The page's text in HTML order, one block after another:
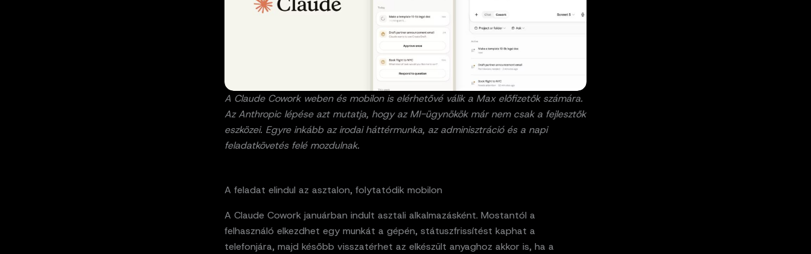
A Claude Cowork weben és mobilon is elérhetővé válik a Max előfizetők számára.
Az Anthropic lépése azt mutatja, hogy az MI-ügynökök már nem csak a fejlesztők
eszközei. Egyre inkább az irodai háttérmunka, az adminisztráció és a napi
feladatkövetés felé mozdulnak.
A feladat elindul az asztalon, folytatódik mobilon
A Claude Cowork januárban indult asztali alkalmazásként. Mostantól a
felhasználó elkezdhet egy munkát a gépén, státuszfrissítést kaphat a
telefonjára, majd később visszatérhet az elkészült anyaghoz akkor is, ha a